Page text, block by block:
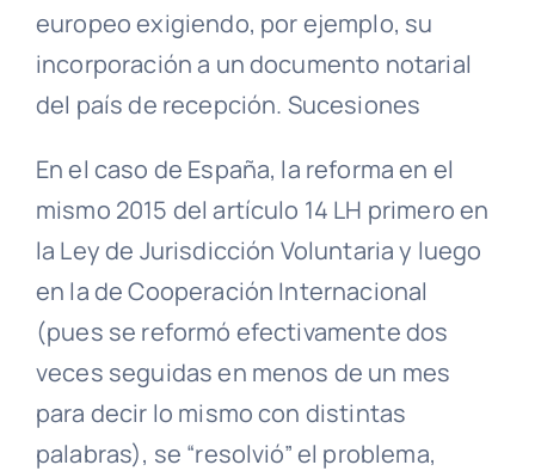
europeo exigiendo, por ejemplo, su
incorporación a un documento notarial
del país de recepción. Sucesiones
En el caso de España, la reforma en el
mismo 2015 del artículo 14 LH primero en
la Ley de Jurisdicción Voluntaria y luego
en la de Cooperación Internacional
(pues se reformó efectivamente dos
veces seguidas en menos de un mes
para decir lo mismo con distintas
palabras), se “resolvió” el problema,